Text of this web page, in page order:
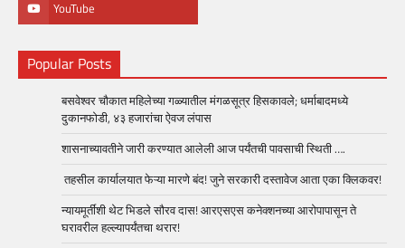
YouTube
Popular Posts
बसवेश्वर चौकात महिलेच्या गळ्यातील मंगळसूत्र हिसकावले; धर्माबादमध्ये
दुकानफोडी, ४३ हजारांचा ऐवज लंपास
शासनाच्यावतीने जारी करण्यात आलेली आज पर्यंतची पावसाची स्थिती ….
तहसील कार्यालयात फेऱ्या मारणे बंद! जुने सरकारी दस्तावेज आता एका क्लिकवर!
न्यायमूर्तींशी थेट भिडले सौरव दास! आरएसएस कनेक्शनच्या आरोपापासून ते
घरावरील हल्ल्यापर्यंतचा थरार!